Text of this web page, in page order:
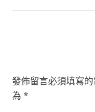
發佈留言必須填寫
為 *